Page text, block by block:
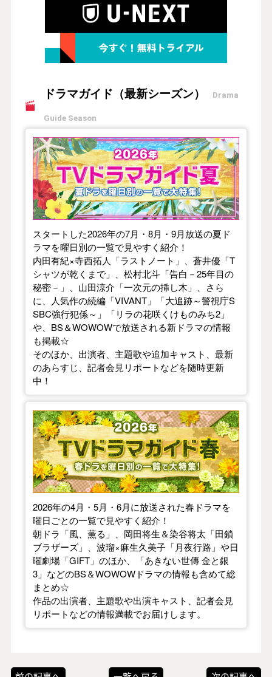
ドラマガイド（最新シーズン） Drama
Guide Season
【2026年夏】TVドラマガイド
スタートした2026年の7月・8月・9月放送の夏ド
ラマを曜日別の一覧で見やすく紹介！
内田有紀×寺西拓人「ラストノート」、蒼井優「T
シャツが乾くまで」、松村北斗「告白－25年目の
秘密－」、山田涼介「一次元の挿し木」、さら
に、人気作の続編「VIVANT」「大追跡～警視庁S
SBC強行犯係～」「リラの花咲くけものみち2」
や、BS＆WOWOWで放送される新ドラマの情報
も掲載☆
そのほか、出演者、主題歌や追加キャスト、最新
のあらすじ、記者会見リポートなどを随時更新
中！
【2026年春】TVドラマガイド
2026年の4月・5月・6月に放送された春ドラマを
曜日ごとの一覧で見やすく紹介！
朝ドラ「風、薫る」、岡田将生＆染谷将太「田鎖
ブラザーズ」、波瑠×麻生久美子「月夜行路」や日
曜劇場「GIFT」のほか、「あきない世傳 金と銀
3」などのBS＆WOWOWドラマの情報も含めて総
まとめ☆
作品の出演者、主題歌や出演キャスト、記者会見
リポートなどの情報満載でお届けします。